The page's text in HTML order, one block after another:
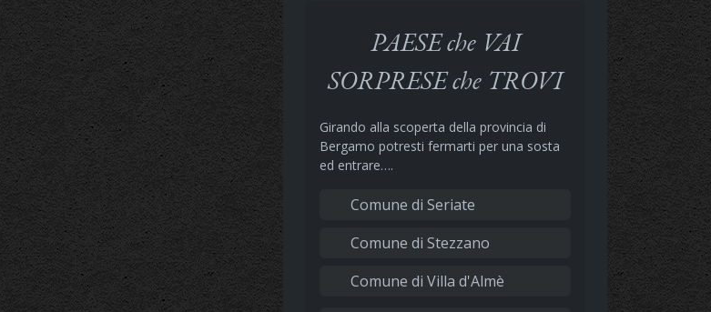
PAESE che VAI
SORPRESE che TROVI
Girando alla scoperta della provincia di
Bergamo potresti fermarti per una sosta
ed entrare….
Comune di Seriate
Comune di Stezzano
Comune di Villa d'Almè